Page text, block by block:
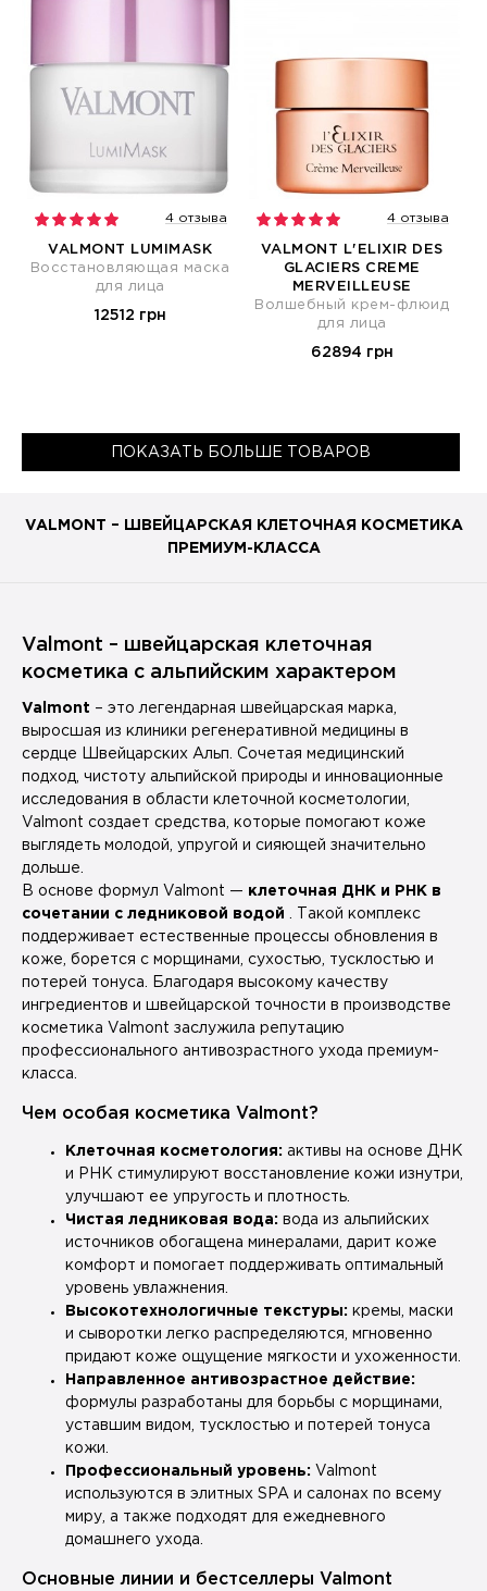
4 отзыва
VALMONT LUMIMASK
Восстановляющая маска
для лица
12512 грн
4 отзыва
VALMONT L'ELIXIR DES
GLACIERS CREME
MERVEILLEUSE
Волшебный крем-флюид
для лица
62894 грн
ПОКАЗАТЬ БОЛЬШЕ ТОВАРОВ
VALMONT – ШВЕЙЦАРСКАЯ КЛЕТОЧНАЯ КОСМЕТИКА
ПРЕМИУМ-КЛАССА
Valmont – швейцарская клеточная
косметика с альпийским характером
Valmont – это легендарная швейцарская марка,
выросшая из клиники регенеративной медицины в
сердце Швейцарских Альп. Сочетая медицинский
подход, чистоту альпийской природы и инновационные
исследования в области клеточной косметологии,
Valmont создает средства, которые помогают коже
выглядеть молодой, упругой и сияющей значительно
дольше.
В основе формул Valmont — клеточная ДНК и РНК в
сочетании с ледниковой водой . Такой комплекс
поддерживает естественные процессы обновления в
коже, борется с морщинами, сухостью, тусклостью и
потерей тонуса. Благодаря высокому качеству
ингредиентов и швейцарской точности в производстве
косметика Valmont заслужила репутацию
профессионального антивозрастного ухода премиум-
класса.
Чем особая косметика Valmont?
Клеточная косметология: активы на основе ДНК
и РНК стимулируют восстановление кожи изнутри,
улучшают ее упругость и плотность.
Чистая ледниковая вода: вода из альпийских
источников обогащена минералами, дарит коже
комфорт и помогает поддерживать оптимальный
уровень увлажнения.
Высокотехнологичные текстуры: кремы, маски
и сыворотки легко распределяются, мгновенно
придают коже ощущение мягкости и ухоженности.
Направленное антивозрастное действие:
формулы разработаны для борьбы с морщинами,
уставшим видом, тусклостью и потерей тонуса
кожи.
Профессиональный уровень: Valmont
используются в элитных SPA и салонах по всему
миру, а также подходят для ежедневного
домашнего ухода.
Основные линии и бестселлеры Valmont